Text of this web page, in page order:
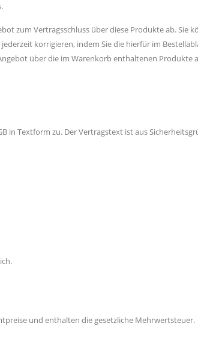
zum Vertragsschluss über diese Produkte ab. Sie
korrigieren, indem Sie die hierfür im
über die im Warenkorb enthaltenen
in Textform zu. Der Vertragstext ist aus
und enthalten die gesetzliche Mehrwertsteuer.